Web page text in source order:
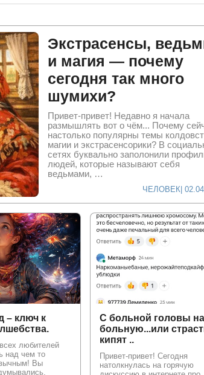
Экстрасенсы,
и магия — почему
сегодня так много
шумихи?
Привет-привет! Недавно я начала
размышлять вот о чём... Почему
настолько популярны темы
магии и экстрасенсорики? В
сетях буквально заполонили
людей, которые называют себя
ведьмами, …
ЧЕЛОВЕК|
– ключ к
любителей
над чем то
Вы
С больной головы на
больную...или
кипят ..
Привет-привет! Сегодня
натолкнулась на горячую